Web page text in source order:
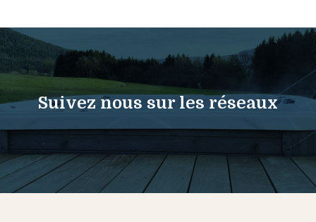
Suivez nous sur les réseaux